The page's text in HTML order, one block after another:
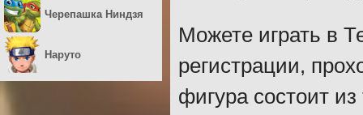
Можете играть в
регистрации,
фигура состоит
Черепашка Ниндзя
Наруто